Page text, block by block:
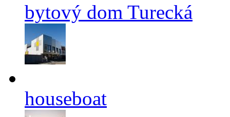
bytový dom Turecká
houseboat